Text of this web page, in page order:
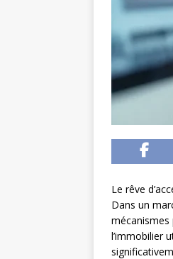
Le rêve
Dans un
mécanismes
l’immobilier